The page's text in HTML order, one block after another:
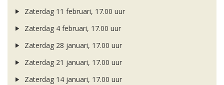
Zaterdag 11 februari, 17.00 uur
Zaterdag 4 februari, 17.00 uur
Zaterdag 28 januari, 17.00 uur
Zaterdag 21 januari, 17.00 uur
Zaterdag 14 januari, 17.00 uur